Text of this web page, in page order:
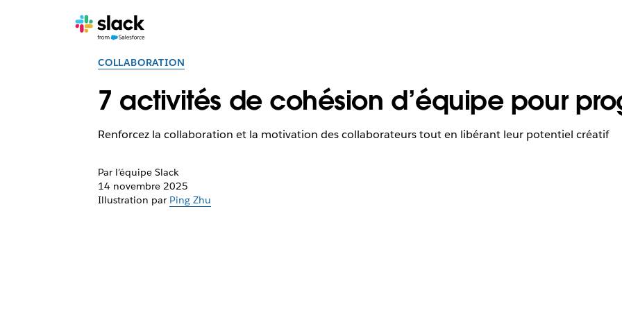
COLLABORATION
7 activités de cohésion d’équipe pour
Renforcez la collaboration et la motivation des collaborateurs tout en libérant leur potentiel créatif
Par l’équipe Slack
14 novembre 2025
Illustration par Ping Zhu